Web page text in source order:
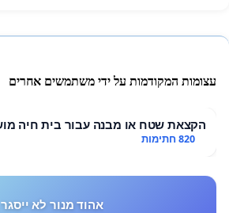
עצומות המקודמות על ידי משתמשים אחרים
הקצאת שטח או מבנה עבור בית חיה
820 חתימות
אהוד מנור לא ייסגר